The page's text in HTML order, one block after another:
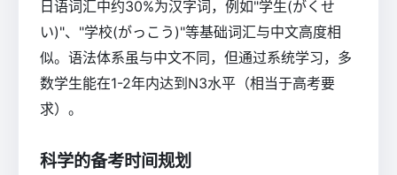
日语词汇中约30%为汉字词，例如"学生(がくせ
い)"、"学校(がっこう)"等基础词汇与中文高度相
似。语法体系虽与中文不同，但通过系统学习，多
数学生能在1-2年内达到N3水平（相当于高考要
求）。
科学的备考时间规划